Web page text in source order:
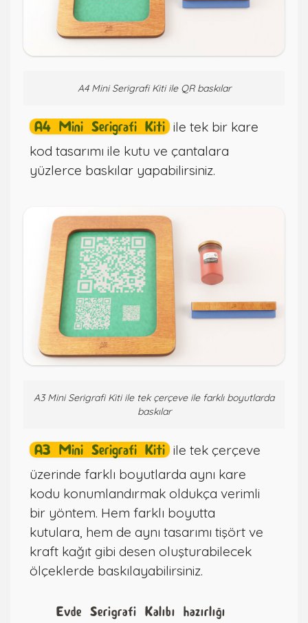
A4 Mini Serigrafi Kiti ile QR baskılar
A4 Mini Serigrafi Kiti ile tek bir kare
kod tasarımı ile kutu ve çantalara
yüzlerce baskılar yapabilirsiniz.
A3 Mini Serigrafi Kiti ile tek çerçeve ile farklı boyutlarda
baskılar
A3 Mini Serigrafi Kiti ile tek çerçeve
üzerinde farklı boyutlarda aynı kare
kodu konumlandırmak oldukça verimli
bir yöntem. Hem farklı boyutta
kutulara, hem de aynı tasarımı tişört ve
kraft kağıt gibi desen oluşturabilecek
ölçeklerde baskılayabilirsiniz.
Evde Serigrafi Kalıbı hazırlığı